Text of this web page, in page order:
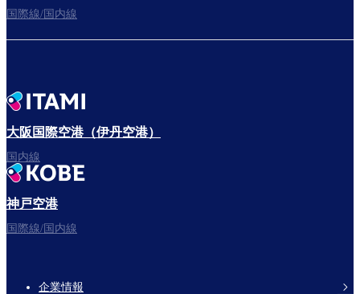
さぁ、出発！
フライトをお楽しみください。
国際線/国内線
大阪国際空港（伊丹空港）
国内線
神戸空港
国際線/国内線
企業情報